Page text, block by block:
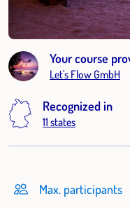
Your course
Let's Flow GmbH
Recognized in
11 states
Max. participants